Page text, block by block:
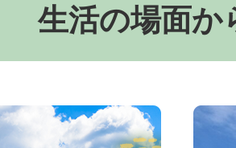
生活の場面か
京